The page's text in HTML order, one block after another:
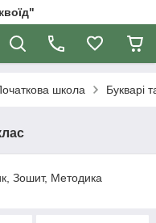
школа Букварі
Зошит, Методика